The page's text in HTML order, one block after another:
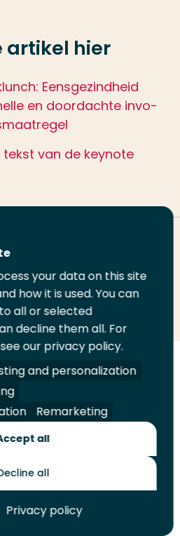
artikel hier
Eens­gezind­heid
en door­dachte invo­
van de keynote
Print
deze
pagina
A-Z Index
Contact
your data on this site
how it is used. You can
all or selected
decline them all. For
our privacy policy.
and personalization
Remarketing
all
all
Privacy policy